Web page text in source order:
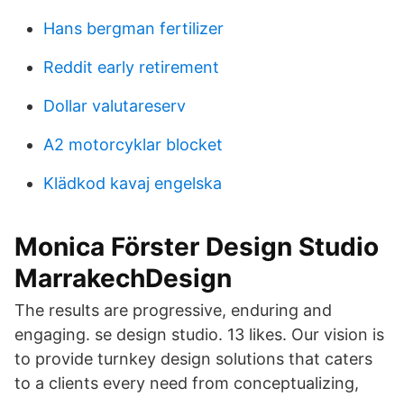
Hans bergman fertilizer
Reddit early retirement
Dollar valutareserv
A2 motorcyklar blocket
Klädkod kavaj engelska
Monica Förster Design Studio
MarrakechDesign
The results are progressive, enduring and
engaging. se design studio. 13 likes. Our vision is
to provide turnkey design solutions that caters
to a clients every need from conceptualizing,